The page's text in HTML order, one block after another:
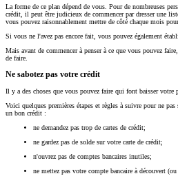
La forme de ce plan dépend de vous. Pour de nombreuses
crédit, il peut être judicieux de commencer par dresser une
vous pouvez raisonnablement mettre de côté chaque mois
Si vous ne l'avez pas encore fait, vous pouvez également
Mais avant de commencer à penser à ce que vous pouvez
de faire.
Ne sabotez pas votre crédit
Il y a des choses que vous pouvez faire qui font baisser votre
Voici quelques premières étapes et règles à suivre pour ne
un bon crédit :
ne demandez pas trop de cartes de crédit;
ne gardez pas de solde sur votre carte de crédit;
n'ouvrez pas de comptes bancaires inutiles;
ne mettez pas votre compte bancaire à découvert